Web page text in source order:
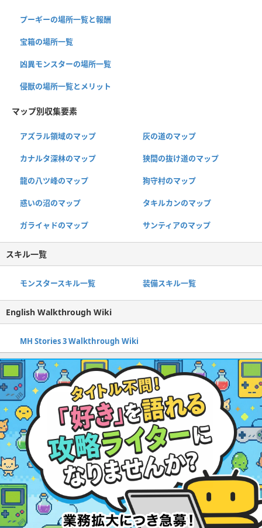
プーギーの場所一覧と報酬
宝箱の場所一覧
凶異モンスターの場所一覧
侵獣の場所一覧とメリット
マップ別収集要素
アズラル領域のマップ 灰の道のマップ
カナルタ深林のマップ 狭間の抜け道のマップ
龍の八ツ峰のマップ 狗守村のマップ
惑いの沼のマップ タキルカンのマップ
ガライャドのマップ サンティアのマップ
スキル一覧
モンスタースキル一覧 装備スキル一覧
English Walkthrough Wiki
MH Stories 3 Walkthrough Wiki